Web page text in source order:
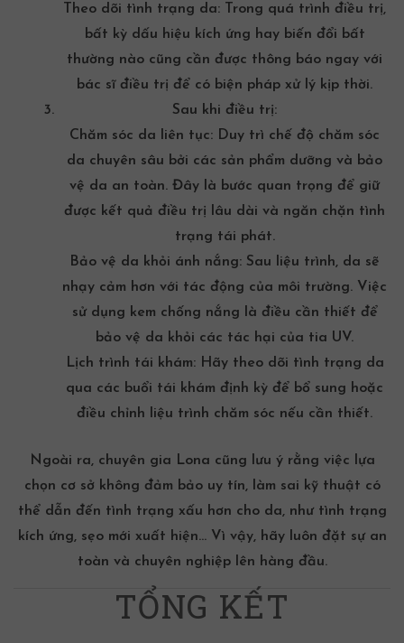
Theo dõi tình trạng da: Trong quá trình điều trị,
bất kỳ dấu hiệu kích ứng hay biến đổi bất
thường nào cũng cần được thông báo ngay với
bác sĩ điều trị để có biện pháp xử lý kịp thời.
Sau khi điều trị:
Chăm sóc da liên tục: Duy trì chế độ chăm sóc
da chuyên sâu bởi các sản phẩm dưỡng và bảo
vệ da an toàn. Đây là bước quan trọng để giữ
được kết quả điều trị lâu dài và ngăn chặn tình
trạng tái phát.
Bảo vệ da khỏi ánh nắng: Sau liệu trình, da sẽ
nhạy cảm hơn với tác động của môi trường. Việc
sử dụng kem chống nắng là điều cần thiết để
bảo vệ da khỏi các tác hại của tia UV.
Lịch trình tái khám: Hãy theo dõi tình trạng da
qua các buổi tái khám định kỳ để bổ sung hoặc
điều chỉnh liệu trình chăm sóc nếu cần thiết.
Ngoài ra, chuyên gia Lona cũng lưu ý rằng việc lựa
chọn cơ sở không đảm bảo uy tín, làm sai kỹ thuật có
thể dẫn đến tình trạng xấu hơn cho da, như tình trạng
kích ứng, sẹo mới xuất hiện… Vì vậy, hãy luôn đặt sự an
toàn và chuyên nghiệp lên hàng đầu.
TỔNG KẾT